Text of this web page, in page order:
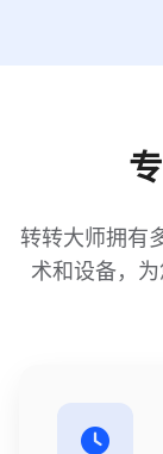
转转大师拥有
术和设备，